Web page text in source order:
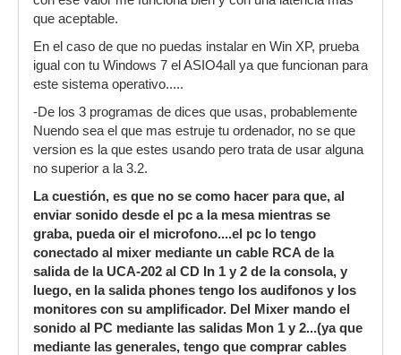
que aceptable.
En el caso de que no puedas instalar en Win XP, prueba
igual con tu Windows 7 el ASIO4all ya que funcionan para
este sistema operativo.....
-De los 3 programas de dices que usas, probablemente
Nuendo sea el que mas estruje tu ordenador, no se que
version es la que estes usando pero trata de usar alguna
no superior a la 3.2.
La cuestión, es que no se como hacer para que, al
enviar sonido desde el pc a la mesa mientras se
graba, pueda oir el microfono....el pc lo tengo
conectado al mixer mediante un cable RCA de la
salida de la UCA-202 al CD In 1 y 2 de la consola, y
luego, en la salida phones tengo los audifonos y los
monitores con su amplificador. Del Mixer mando el
sonido al PC mediante las salidas Mon 1 y 2...(ya que
mediante las generales, tengo que comprar cables